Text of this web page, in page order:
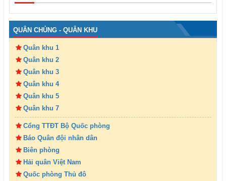
QUÂN CHỦNG - QUÂN KHU
Quân khu 1
Quân khu 2
Quân khu 3
Quân khu 4
Quân khu 5
Quân khu 7
Cổng TTĐT Bộ Quốc phòng
Báo Quân đội nhân dân
Biên phòng
Hải quân Việt Nam
Quốc phòng Thủ đô